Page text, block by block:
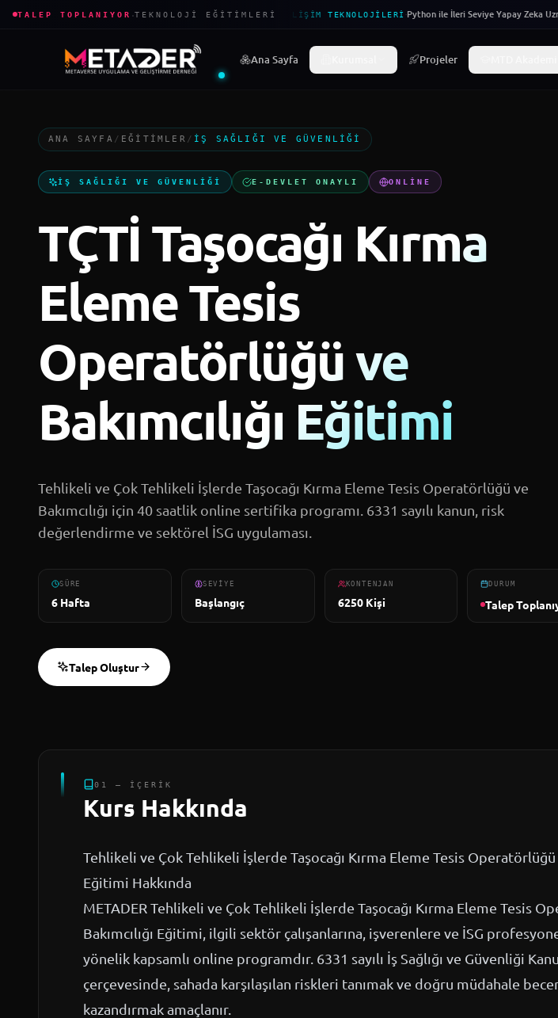
TALEP TOPLANIYOR ·TEKNOLOJI EĞITIMLERIBILIŞIM TEKNOLOJILERI·Python ile İleri Seviye Yapay Zeka
Ana Sayfa Projeler
ANA SAYFA / EĞITIMLER / İŞ SAĞLIĞI VE GÜVENLIĞI
İŞ SAĞLIĞI VE GÜVENLIĞI E-DEVLET ONAYLI ONLINE
TÇTİ Taşocağı Kırma
Eleme Tesis
Operatörlüğü ve
Bakımcılığı Eğitimi
Tehlikeli ve Çok Tehlikeli İşlerde Taşocağı Kırma Eleme Tesis Operatörlüğü ve
Bakımcılığı için 40 saatlik online sertifika programı. 6331 sayılı kanun, risk
değerlendirme ve sektörel İSG uygulaması.
SÜRE
6 Hafta
SEVIYE
Başlangıç
KONTENJAN
6250Kişi
DURUM
Talep
Talep Oluştur
01 — İÇERIK
Kurs Hakkında
Tehlikeli ve Çok Tehlikeli İşlerde Taşocağı Kırma Eleme Tesis Operatörlüğü
Eğitimi Hakkında
METADER Tehlikeli ve Çok Tehlikeli İşlerde Taşocağı Kırma Eleme Tesis
Bakımcılığı Eğitimi, ilgili sektör çalışanlarına, işverenlere ve İSG
yönelik kapsamlı online programdır. 6331 sayılı İş Sağlığı ve Güvenliği
çerçevesinde, sahada karşılaşılan riskleri tanımak ve doğru müdahale
kazandırmak amaçlanır.